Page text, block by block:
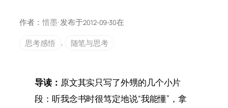
作者： 惜墨· 发布于2012-09-30在
思考感悟 , 随笔与思考
导读： 原文其实只写了外甥的几个小片
段：听我念书时很笃定地说“我能懂”，拿